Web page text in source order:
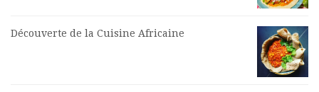
Découverte de la Cuisine Africaine